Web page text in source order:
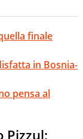
finale
in Bosnia-
pensa al
Pizzul: